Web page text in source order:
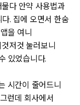
다 안약 사용법과
. 집에 오면서 한숨
을 여니
저것 눌러보니
있었습니다.
시간이 줄어드니
런데 회사에서